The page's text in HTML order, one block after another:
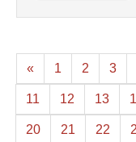
« 1 2 3
11 12 13
20 21 22